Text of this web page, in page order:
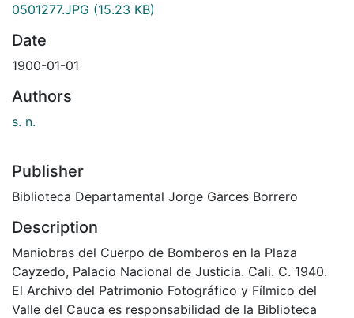
0501277.JPG (15.23 KB)
Date
1900-01-01
Authors
s. n.
Publisher
Biblioteca Departamental Jorge Garces Borrero
Description
Maniobras del Cuerpo de Bomberos en la Plaza
Cayzedo, Palacio Nacional de Justicia. Cali. C. 1940.
El Archivo del Patrimonio Fotográfico y Fílmico del
Valle del Cauca es responsabilidad de la Biblioteca